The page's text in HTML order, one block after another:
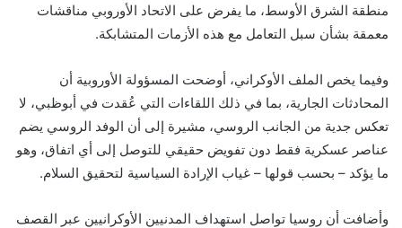
منطقة الشرق الأوسط، ما يفرض على الاتحاد الأوروبي مناقشات
معمقة بشأن سبل التعامل مع هذه الأزمات المتشابكة.
وفيما يخص الملف الأوكراني، أوضحت المسؤولة الأوروبية أن
المحادثات الجارية، بما في ذلك اللقاءات التي عُقدت في أبوظبي، لا
تعكس جدية من الجانب الروسي، مشيرة إلى أن الوفد الروسي يضم
عناصر عسكرية فقط دون تفويض حقيقي للتوصل إلى أي اتفاق، وهو
ما يؤكد – بحسب قولها – غياب الإرادة السياسية لتحقيق السلام.
وأضافت أن روسيا تواصل استهداف المدنيين الأوكرانيين عبر القصف